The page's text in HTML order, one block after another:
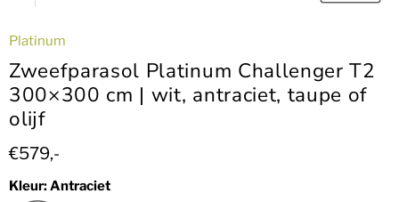
Platinum
Zweefparasol Platinum Challenger T2
300×300 cm | wit, antraciet, taupe of
olijf
Huidige prijs
€579,-
Kleur:Antraciet